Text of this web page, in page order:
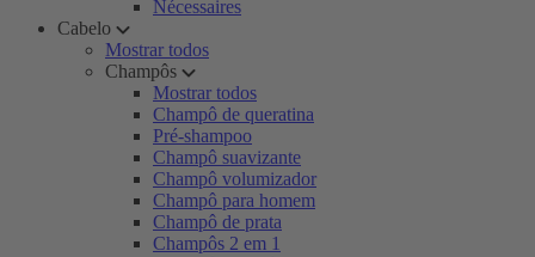
Nécessaires
Cabelo
Mostrar todos
Champôs
Mostrar todos
Champô de queratina
Pré-shampoo
Champô suavizante
Champô volumizador
Champô para homem
Champô de prata
Champôs 2 em 1